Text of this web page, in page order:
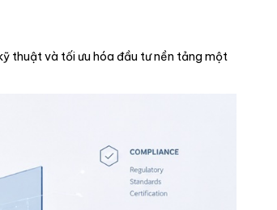
thuật và tối ưu hóa đầu tư nền tảng một